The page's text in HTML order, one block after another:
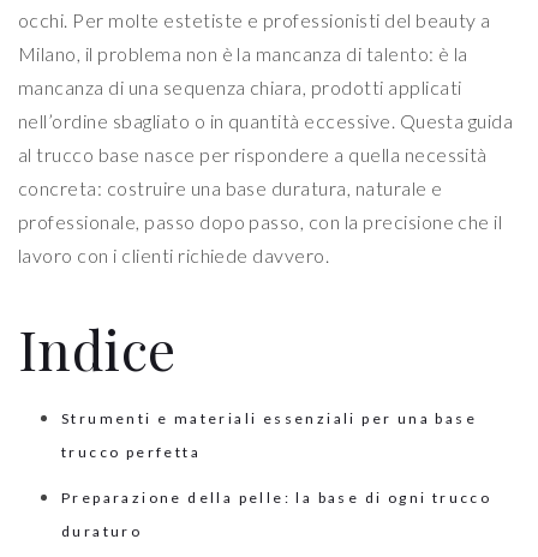
occhi. Per molte estetiste e professionisti del beauty a
Milano, il problema non è la mancanza di talento: è la
mancanza di una sequenza chiara, prodotti applicati
nell’ordine sbagliato o in quantità eccessive. Questa guida
al trucco base nasce per rispondere a quella necessità
concreta: costruire una base duratura, naturale e
professionale, passo dopo passo, con la precisione che il
lavoro con i clienti richiede davvero.
Indice
Strumenti e materiali essenziali per una base
trucco perfetta
Preparazione della pelle: la base di ogni trucco
duraturo